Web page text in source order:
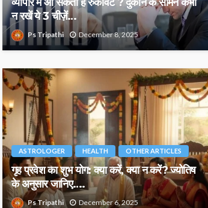
व्यापार में आ सकती हैं रुकावटें ? दुकान के सामने कभी
न रखें ये 3 चीज़ें…
Ps Tripathi December 8, 2025
ASTROLOGER HEALTH OTHER ARTICLES
गृह प्रवेश का शुभ योग: क्या करें, क्या न करें? ज्योतिष
के अनुसार जानिए….
Ps Tripathi December 6, 2025